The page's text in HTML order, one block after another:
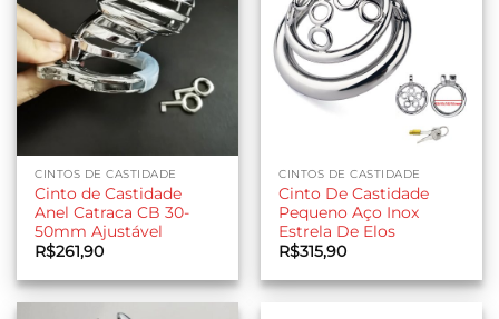
CINTOS DE CASTIDADE
Cinto de Castidade
Anel Catraca CB 30-
50mm Ajustável
R$261,90
CINTOS DE CASTIDADE
Cinto De Castidade
Pequeno Aço Inox
Estrela De Elos
R$315,90